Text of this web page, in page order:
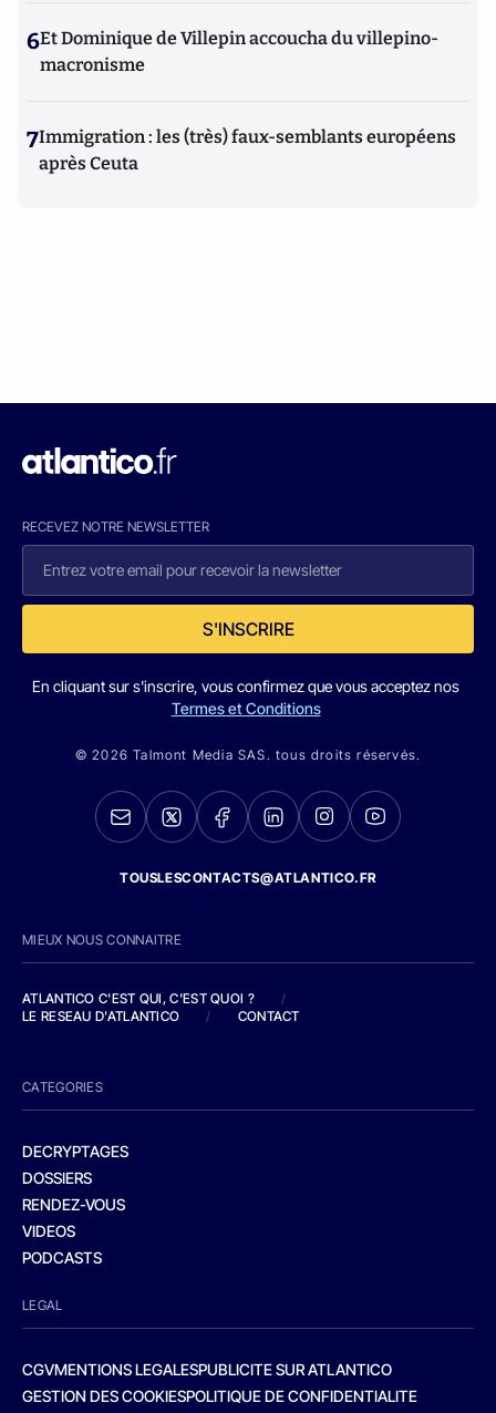
6Et Dominique de Villepin accoucha du villepino-
macronisme
7Immigration : les (très) faux-semblants européens
après Ceuta
RECEVEZ NOTRE NEWSLETTER
S'INSCRIRE
En cliquant sur s'inscrire, vous confirmez que vous acceptez nos
Termes et Conditions
© 2026 Talmont Media SAS. tous droits réservés.
TOUSLESCONTACTS@ATLANTICO.FR
MIEUX NOUS CONNAITRE
ATLANTICO C'EST QUI, C'EST QUOI ?
/
LE RESEAU D'ATLANTICO
/ CONTACT
CATEGORIES
DECRYPTAGES
DOSSIERS
RENDEZ-VOUS
VIDEOS
PODCASTS
LEGAL
CGVMENTIONS LEGALESPUBLICITE SUR ATLANTICO
GESTION DES COOKIESPOLITIQUE DE CONFIDENTIALITE